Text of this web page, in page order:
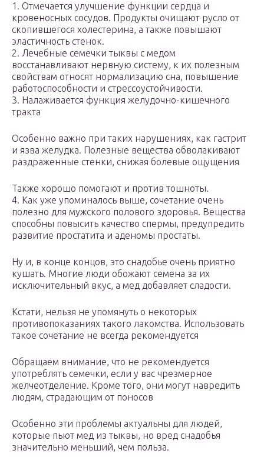
1. Отмечается улучшение функции сердца и
кровеносных сосудов. Продукты очищают русло от
скопившегося холестерина, а также повышают
эластичность стенок.
2. Лечебные семечки тыквы с медом
восстанавливают нервную систему, к их полезным
свойствам относят нормализацию сна, повышение
работоспособности и стрессоустойчивости.
3. Налаживается функция желудочно-кишечного
тракта
Особенно важно при таких нарушениях, как гастрит
и язва желудка. Полезные вещества обволакивают
раздраженные стенки, снижая болевые ощущения
Также хорошо помогают и против тошноты.
4. Как уже упоминалось выше, сочетание очень
полезно для мужского полового здоровья. Вещества
способны повысить качество спермы, предупредить
развитие простатита и аденомы простаты.
Ну и, в конце концов, это снадобье очень приятно
кушать. Многие люди обожают семена за их
исключительный вкус, а мед добавляет сладости.
Кстати, нельзя не упомянуть о некоторых
противопоказаниях такого лакомства. Использовать
такое сочетание не всегда рекомендуется
Обращаем внимание, что не рекомендуется
употреблять семечки, если у вас чрезмерное
желчеотделение. Кроме того, они могут навредить
людям, страдающим от поносов
Особенно эти проблемы актуальны для людей,
которые пьют мед из тыквы, но вред снадобья
значительно меньший, чем польза.